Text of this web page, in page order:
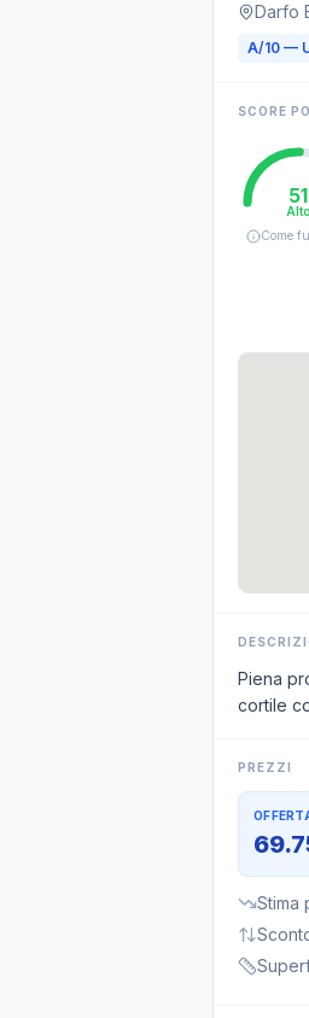
Darfo
A/10 —
SCORE
51
Alto
Come
Piena
cortile
PREZZI
Stima